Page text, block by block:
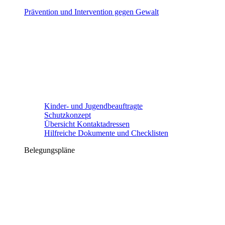
Prävention und Intervention gegen Gewalt
Kinder- und Jugendbeauftragte
Schutzkonzept
Übersicht Kontaktadressen
Hilfreiche Dokumente und Checklisten
Belegungspläne